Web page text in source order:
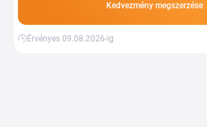
Kedvezmény megszerzése
Érvényes 09.08.2026-ig